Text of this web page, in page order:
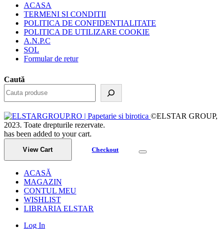
ACASA
TERMENI SI CONDITII
POLITICA DE CONFIDENTIALITATE
POLITICA DE UTILIZARE COOKIE
A.N.P.C
SOL
Formular de retur
Caută
©ELSTAR GROUP,
2023. Toate drepturile rezervate.
has been added to your cart.
View Cart Checkout
ACASĂ
MAGAZIN
CONTUL MEU
WISHLIST
LIBRARIA ELSTAR
Log In